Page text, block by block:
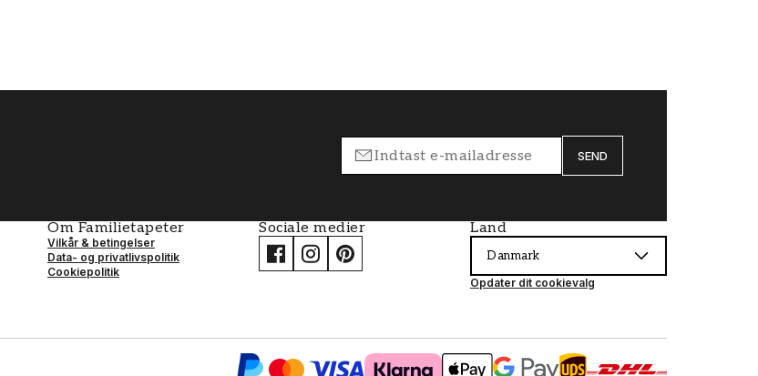
SEND
Om Familietapeter
Vilkår & betingelser
Data- og privatlivspolitik
Cookiepolitik
Sociale medier Land
Danmark
Opdater dit cookievalg